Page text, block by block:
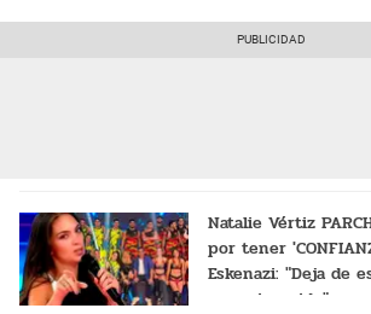
Natalie Vértiz
por tener
Eskenazi: "Deja de
con mi marido"